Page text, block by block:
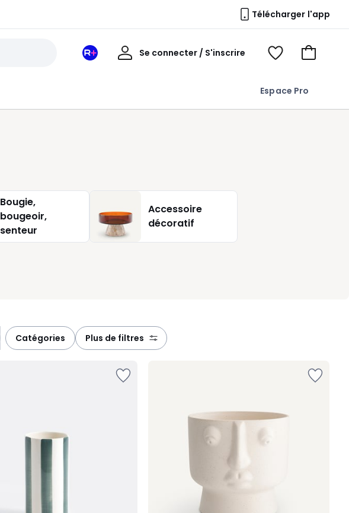
Télécharger l'app
Espace Pro
Mon
Se connecter / S'inscrire
Mon
Voir
Voir
Bougie,
bougeoir,
senteur
Accessoire
décoratif
catégories plus de filtres